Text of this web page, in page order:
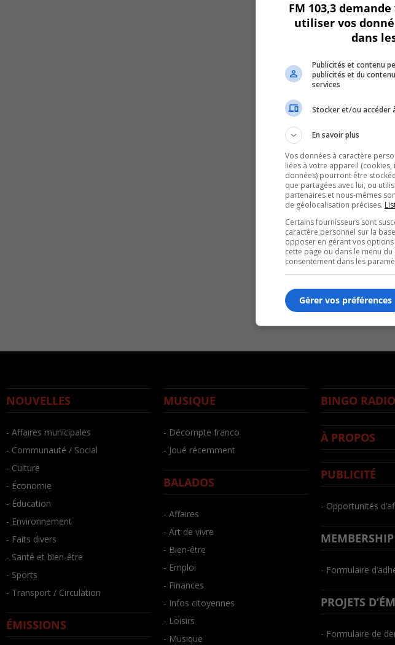
NOUVELLES
- Affaires municipales
- Communauté / Social
- Culture
- Économie
- Éducation
- Environnement
- Faits divers
- Santé et bien-être
- Sports
- Transport / Circulation
ÉMISSIONS
MUSIQUE
- Décompte franco
- Joué récemment
BALADOS
- Affaires
- Art de vivre
- Bien-être
- Emploi
- Finances
- Infos citoyennes
- Loisirs
- Musique
BINGO RADIO
À PROPOS
PUBLICITÉ
- Opportunités
MEMBERSHIP
- Formulaire
PROJETS
- Formulaire de
FM 103,3
utiliser vos
dans
Publicités et contenu
publicités et du
services
Stocker et/ou accéder
En savoir plus
Vos données à caractère
liées à votre appareil
données) pourront être
que partagées avec lui, ou
partenaires et nous-mêmes
de géolocalisation précises.
Certains fournisseurs sont
caractère personnel sur la
opposer en gérant vos options
cette page ou dans le menu
consentement dans les
Gérer vos préférences